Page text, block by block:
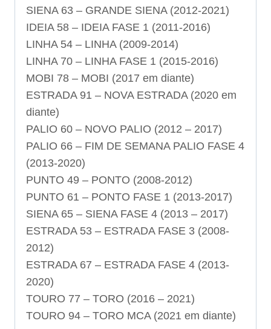
SIENA 63 – GRANDE SIENA (2012-2021)
IDEIA 58 – IDEIA FASE 1 (2011-2016)
LINHA 54 – LINHA (2009-2014)
LINHA 70 – LINHA FASE 1 (2015-2016)
MOBI 78 – MOBI (2017 em diante)
ESTRADA 91 – NOVA ESTRADA (2020 em
diante)
PALIO 60 – NOVO PALIO (2012 – 2017)
PALIO 66 – FIM DE SEMANA PALIO FASE 4
(2013-2020)
PUNTO 49 – PONTO (2008-2012)
PUNTO 61 – PONTO FASE 1 (2013-2017)
SIENA 65 – SIENA FASE 4 (2013 – 2017)
ESTRADA 53 – ESTRADA FASE 3 (2008-
2012)
ESTRADA 67 – ESTRADA FASE 4 (2013-
2020)
TOURO 77 – TORO (2016 – 2021)
TOURO 94 – TORO MCA (2021 em diante)